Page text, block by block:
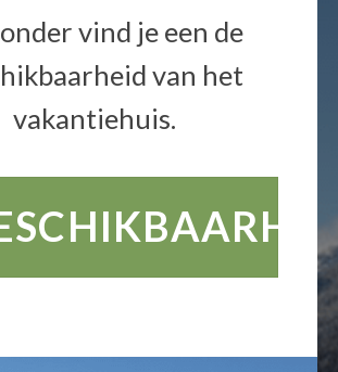
vind je een de
van het
vakantiehuis.